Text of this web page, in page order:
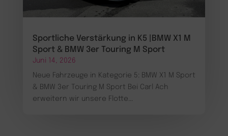
Sportliche Verstärkung in K5 |BMW X1 M
Sport & BMW 3er Touring M Sport
Juni 14, 2026
Neue Fahrzeuge in Kategorie 5: BMW X1 M Sport
& BMW 3er Touring M Sport Bei Carl Ach
erweitern wir unsere Flotte...